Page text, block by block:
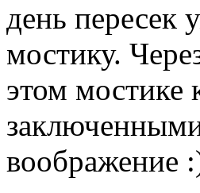
день пересек
мостику.
этом мостике
воображение